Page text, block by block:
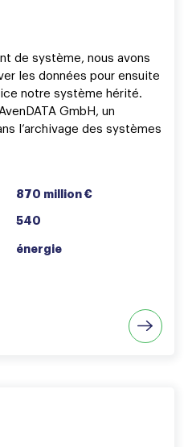
de système, nous avons
les données pour ensuite
notre système hérité.
GmbH, un
l’archivage des systèmes
870 million €
540
énergie